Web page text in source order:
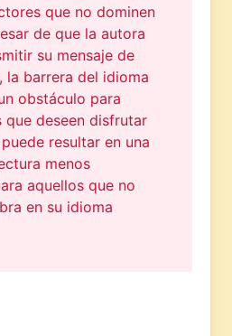
que no dominen
de que la autora
su mensaje de
la barrera del idioma
obstáculo para
que deseen disfrutar
resultar en una
menos
aquellos que no
en su idioma